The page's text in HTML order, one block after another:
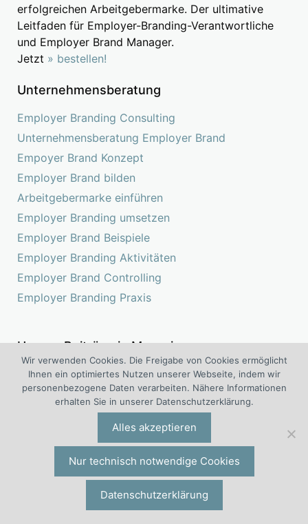
erfolgreichen Arbeitgebermarke. Der ultimative
Leitfaden für Employer-Branding-Verantwortliche
und Employer Brand Manager.
Jetzt » bestellen!
Unternehmensberatung
Employer Branding Consulting
Unternehmensberatung Employer Brand
Empoyer Brand Konzept
Employer Brand bilden
Arbeitgebermarke einführen
Employer Branding umsetzen
Employer Brand Beispiele
Employer Branding Aktivitäten
Employer Brand Controlling
Employer Branding Praxis
Unsere Beiträge in Magazinen
Wir verwenden Cookies. Die Freigabe von Cookies ermöglicht
Ihnen ein optimiertes Nutzen unserer Webseite, indem wir
personenbezogene Daten verarbeiten. Nähere Informationen
erhalten Sie in unserer Datenschutzerklärung.
Alles akzeptieren
Nur technisch notwendige Cookies
Datenschutzerklärung